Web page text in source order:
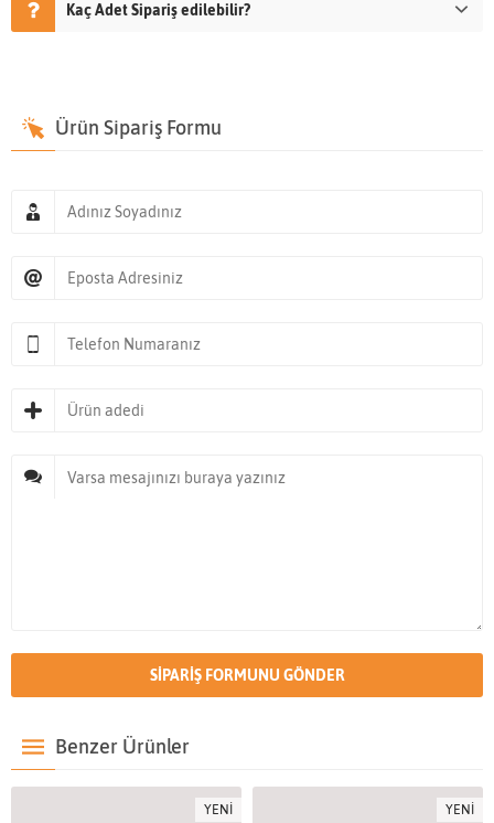
Kaç Adet Sipariş edilebilir?
Ürün Sipariş Formu
Benzer Ürünler
YENİ YENİ